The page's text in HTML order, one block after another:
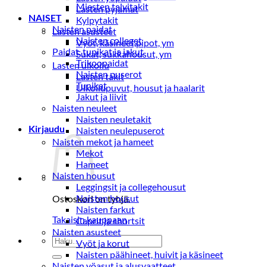
Lasten pyjamat
Kylpytakit
Lasten asusteet
Vyöt, käsineet,pipot, ym
Sukat, sukkahousut, ym
Lasten ulkoilu
Lasten takit
Ulkoilupuvut, housut ja haalarit
Kirjaudu
Ostoskori on tyhjä.
Takaisin kauppaan
Etsi:
Miesten talvitakit
NAISET
Naisten paidat
Naisten colleget
Paidat, tunikat ja jakut
Trikoopaidat
Naisten puserot
Tunikat
Jakut ja liivit
Naisten neuleet
Naisten neuletakit
Naisten neulepuserot
Naisten mekot ja hameet
Mekot
Hameet
Naisten housut
Leggingsit ja collegehousut
Naisten housut
Naisten farkut
Caprit ja shortsit
Naisten asusteet
Vyöt ja korut
Naisten päähineet, huivit ja käsineet